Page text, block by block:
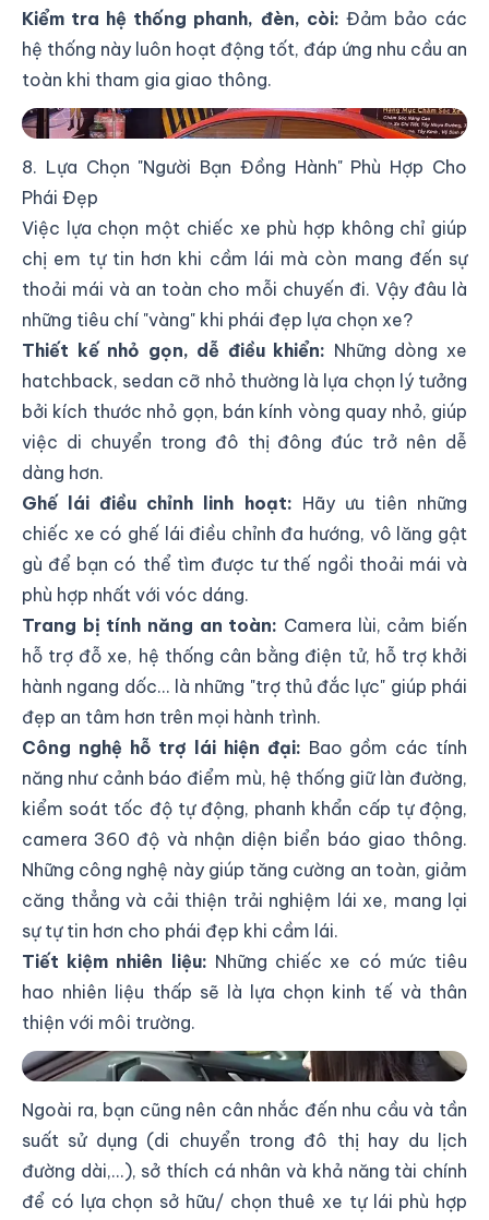
Kiểm tra hệ thống phanh, đèn, còi: Đảm bảo các
hệ thống này luôn hoạt động tốt, đáp ứng nhu cầu an
toàn khi tham gia giao thông.
Bảo Dưỡng Xe Định Kỳ
8. Lựa Chọn "Người Bạn Đồng Hành" Phù Hợp Cho
Phái Đẹp
Việc lựa chọn một chiếc xe phù hợp không chỉ giúp
chị em tự tin hơn khi cầm lái mà còn mang đến sự
thoải mái và an toàn cho mỗi chuyến đi. Vậy đâu là
những tiêu chí "vàng" khi phái đẹp lựa chọn xe?
Thiết kế nhỏ gọn, dễ điều khiển: Những dòng xe
hatchback, sedan cỡ nhỏ thường là lựa chọn lý tưởng
bởi kích thước nhỏ gọn, bán kính vòng quay nhỏ, giúp
việc di chuyển trong đô thị đông đúc trở nên dễ
dàng hơn.
Ghế lái điều chỉnh linh hoạt: Hãy ưu tiên những
chiếc xe có ghế lái điều chỉnh đa hướng, vô lăng gật
gù để bạn có thể tìm được tư thế ngồi thoải mái và
phù hợp nhất với vóc dáng.
Trang bị tính năng an toàn: Camera lùi, cảm biến
hỗ trợ đỗ xe, hệ thống cân bằng điện tử, hỗ trợ khởi
hành ngang dốc... là những "trợ thủ đắc lực" giúp phái
đẹp an tâm hơn trên mọi hành trình.
Công nghệ hỗ trợ lái hiện đại: Bao gồm các tính
năng như cảnh báo điểm mù, hệ thống giữ làn đường,
kiểm soát tốc độ tự động, phanh khẩn cấp tự động,
camera 360 độ và nhận diện biển báo giao thông.
Những công nghệ này giúp tăng cường an toàn, giảm
căng thẳng và cải thiện trải nghiệm lái xe, mang lại
sự tự tin hơn cho phái đẹp khi cầm lái.
Tiết kiệm nhiên liệu: Những chiếc xe có mức tiêu
hao nhiên liệu thấp sẽ là lựa chọn kinh tế và thân
thiện với môi trường.
Lựa Chọn xe Phù Hợp Cho Phái Đẹp
Ngoài ra, bạn cũng nên cân nhắc đến nhu cầu và tần
suất sử dụng (di chuyển trong đô thị hay du lịch
đường dài,...), sở thích cá nhân và khả năng tài chính
để có lựa chọn sở hữu/ chọn thuê xe tự lái phù hợp